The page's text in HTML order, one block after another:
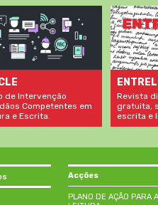
de Intervenção
Competentes em
e Escrita.
Revista
gratuita,
escrita e
Acções
PLANO DE AÇÃO PARA A